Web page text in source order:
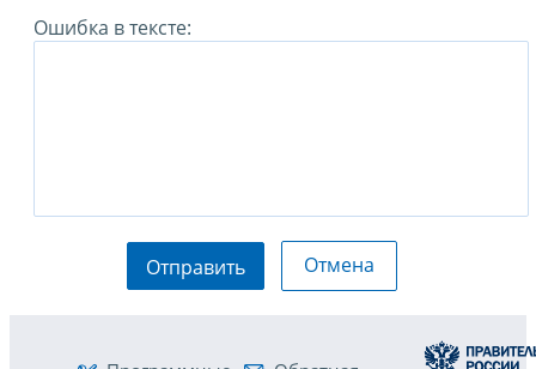
Ошибка в тексте:
Отправить Отмена